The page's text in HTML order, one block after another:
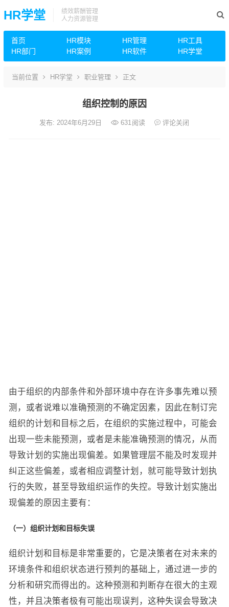
HR学堂
绩效薪酬管理
人力资源管理
首页 HR模块 HR管理
HR工具
HR部门
HR案例 HR软件 HR学堂
当前位置 HR学堂 职业管理 正文
组织控制的原因
发布: 2024年6月29日 631阅读 评论关闭
由于组织的内部条件和外部环境中存在许多事先难以预
测，或者说难以准确预测的不确定因素，因此在制订完
组织的计划和目标之后，在组织的实施过程中，可能会
出现一些未能预测，或者是未能准确预测的情况，从而
导致计划的实施出现偏差。如果管理层不能及时发现并
纠正这些偏差，或者相应调整计划，就可能导致计划执
行的失败，甚至导致组织运作的失控。导致计划实施出
现偏差的原因主要有：
（一）组织计划和目标失误
组织计划和目标是非常重要的，它是决策者在对未来的
环境条件和组织状态进行预判的基础上，通过进一步的
分析和研究而得出的。这种预测和判断存在很大的主观
性，并且决策者极有可能出现误判，这种失误会导致决